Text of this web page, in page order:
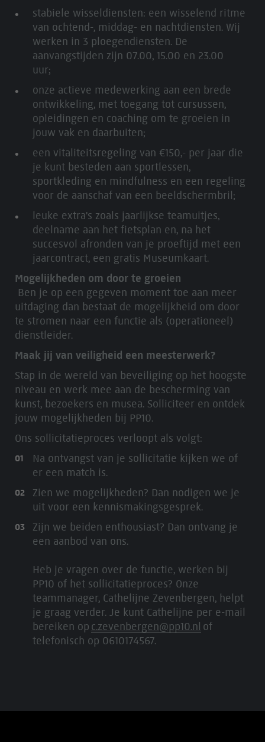
stabiele wisseldiensten: een wisselend ritme
van ochtend-, middag- en nachtdiensten. Wij
werken in 3 ploegendiensten. De
aanvangstijden zijn 07.00, 15.00 en 23.00
uur;
onze actieve medewerking aan een brede
ontwikkeling, met toegang tot cursussen,
opleidingen en coaching om te groeien in
jouw vak en daarbuiten;
een vitaliteitsregeling van €150,- per jaar die
je kunt besteden aan sportlessen,
sportkleding en mindfulness en een regeling
voor de aanschaf van een beeldschermbril;
leuke extra's zoals jaarlijkse teamuitjes,
deelname aan het fietsplan en, na het
succesvol afronden van je proeftijd met een
jaarcontract, een gratis Museumkaart.
Mogelijkheden om door te groeien
Ben je op een gegeven moment toe aan meer
uitdaging dan bestaat de mogelijkheid om door
te stromen naar een functie als (operationeel)
dienstleider.
Maak jij van veiligheid een meesterwerk?
Stap in de wereld van beveiliging op het hoogste
niveau en werk mee aan de bescherming van
kunst, bezoekers en musea. Solliciteer en ontdek
jouw mogelijkheden bij PP10.
Ons sollicitatieproces verloopt als volgt:
Na ontvangst van je sollicitatie kijken we of
er een match is.
Zien we mogelijkheden? Dan nodigen we je
uit voor een kennismakingsgesprek.
Zijn we beiden enthousiast? Dan ontvang je
een aanbod van ons.
Heb je vragen over de functie, werken bij
PP10 of het sollicitatieproces? Onze
teammanager, Cathelijne Zevenbergen, helpt
je graag verder. Je kunt Cathelijne per e-mail
bereiken op c.zevenbergen@pp10.nl of
telefonisch op 0610174567.